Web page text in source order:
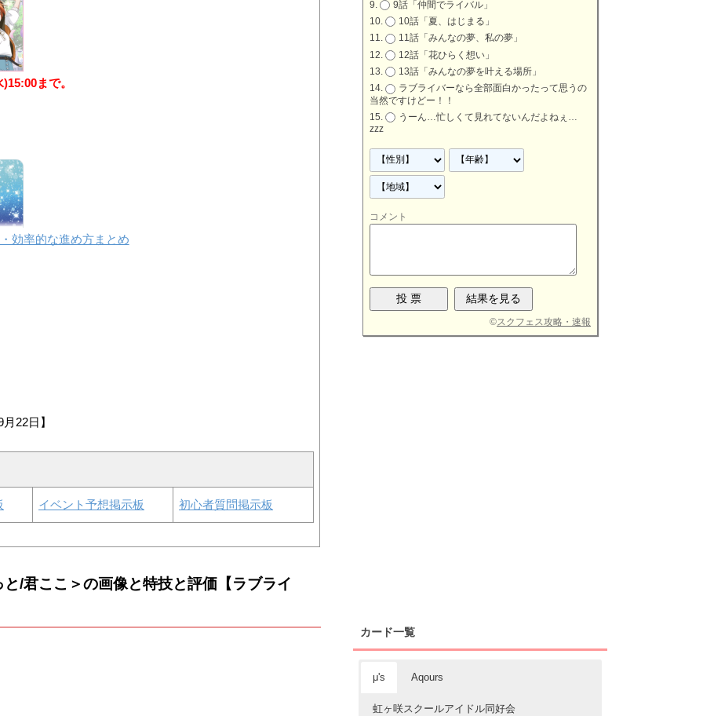
まで。
効率的な進め方まとめ
月22日】
イベント予想掲示板 初心者質問掲示板
/君ここ＞の画像と特技と評価【ラブライ
9話「仲間でライバル」
10話「夏、はじまる」
11話「みんなの夢、私の夢」
12話「花ひらく想い」
13話「みんなの夢を叶える場所」
ラブライバーなら全部面白かったって思うの
当然ですけどー！！
うーん…忙しくて見れてないんだよねぇ…
zzz
コメント
©スクフェス攻略・速報
カード一覧
μ's Aqours
虹ヶ咲スクールアイドル同好会